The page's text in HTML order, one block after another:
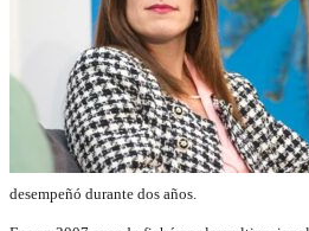
desempeñó durante dos años.